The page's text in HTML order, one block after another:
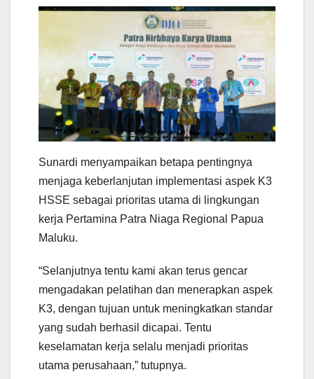
Sunardi menyampaikan betapa pentingnya
menjaga keberlanjutan implementasi aspek K3
HSSE sebagai prioritas utama di lingkungan
kerja Pertamina Patra Niaga Regional Papua
Maluku.
“Selanjutnya tentu kami akan terus gencar
mengadakan pelatihan dan menerapkan aspek
K3, dengan tujuan untuk meningkatkan standar
yang sudah berhasil dicapai. Tentu
keselamatan kerja selalu menjadi prioritas
utama perusahaan,” tutupnya.